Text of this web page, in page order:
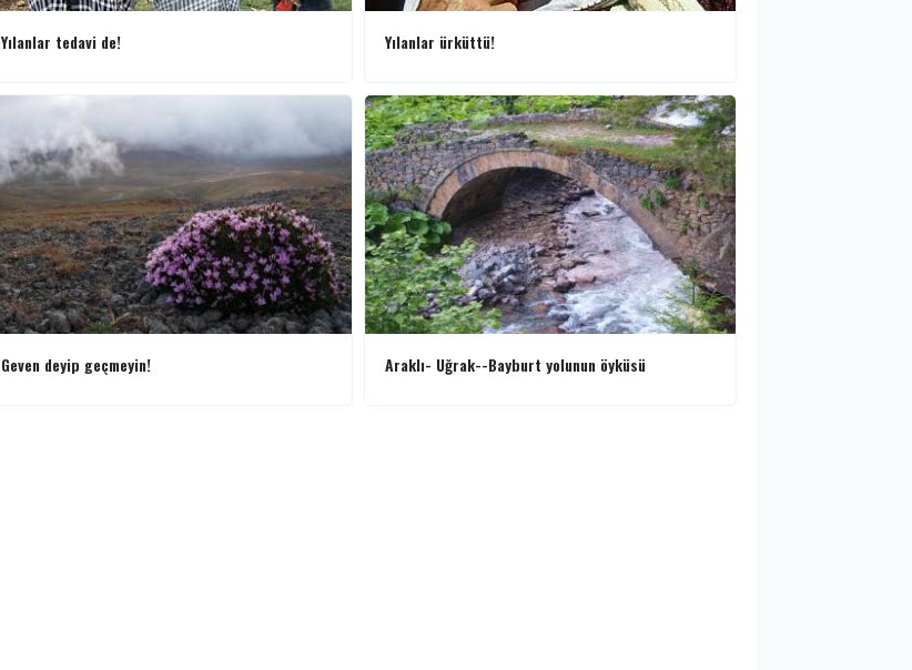
Yılanlar tedavi de! Yılanlar ürküttü!
Geven deyip geçmeyin! Araklı- Uğrak--Bayburt yolunun öyküsü